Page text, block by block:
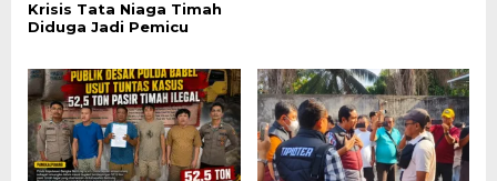
Krisis Tata Niaga Timah
Diduga Jadi Pemicu